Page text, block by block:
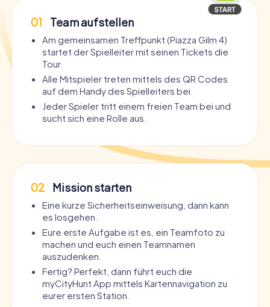
01 Team aufstellen
Am gemeinsamen Treffpunkt (Piazza Gilm 4)
startet der Spielleiter mit seinen Tickets die
Tour.
Alle Mitspieler treten mittels des QR Codes
auf dem Handy des Spielleiters bei.
Jeder Spieler tritt einem freien Team bei und
sucht sich eine Rolle aus.
02 Mission starten
Eine kurze Sicherheitseinweisung, dann kann
es losgehen.
Eure erste Aufgabe ist es, ein Teamfoto zu
machen und euch einen Teamnamen
auszudenken.
Fertig? Perfekt, dann führt euch die
myCityHunt App mittels Kartennavigation zu
eurer ersten Station.